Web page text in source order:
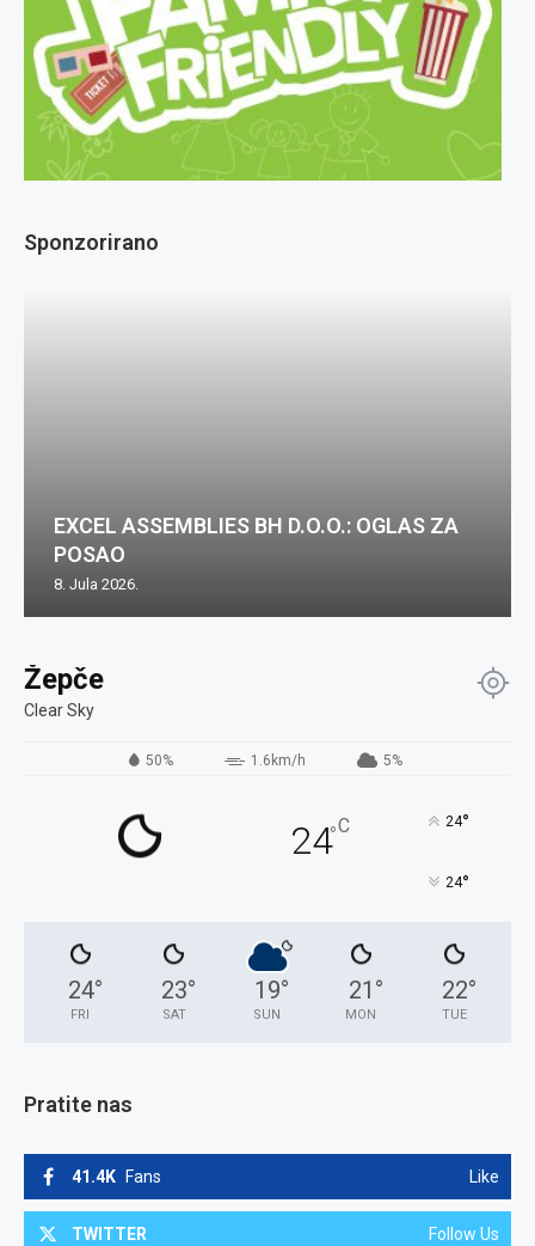
Žepče
Clear Sky
50% 1.6km/h 5%
24°C 24°
24°
24°
FRI
23°
SAT
19°
SUN
21 °
MON
22°
TUE
Pratite nas
41.4K Fans Like
TWITTER Follow Us
Sponzorirano
EXCEL ASSEMBLIES BH D.O.O.: OGLAS ZA
POSAO
8. Jula 2026.